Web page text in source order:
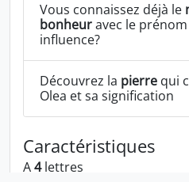
Vous connaissez déjà le
bonheuravec le
influence?
Découvrez la pierre qui
Olea et sa signification
Caractéristiques
A4lettres